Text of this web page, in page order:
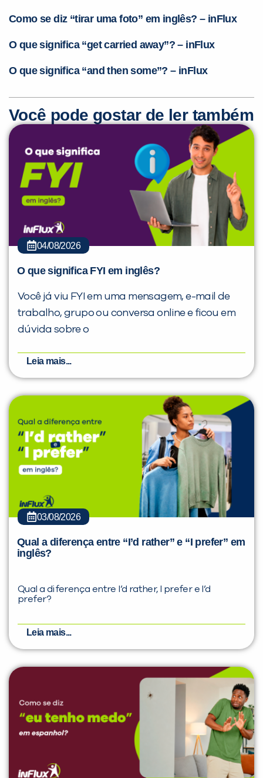
Como se diz “tirar uma foto” em inglês? – inFlux
O que significa “get carried away”? – inFlux
O que significa “and then some”? – inFlux
Você pode gostar de ler também
04/08/2026
O que significa FYI em inglês?
Você já viu FYI em uma mensagem, e-mail de
trabalho, grupo ou conversa online e ficou em
dúvida sobre o
Leia mais...
03/08/2026
Qual a diferença entre “I’d rather” e “I prefer” em
inglês?
Qual a diferença entre I’d rather, I prefer e I’d
prefer?
Leia mais...